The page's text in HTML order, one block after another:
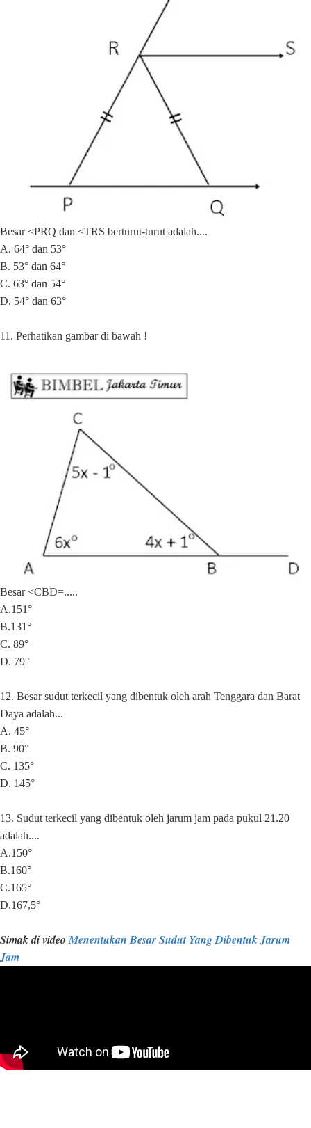
Besar <PRQ dan <TRS berturut-turut adalah....
A. 64° dan 53°
B. 53° dan 64°
C. 63° dan 54°
D. 54° dan 63°
11. Perhatikan gambar di bawah !
Besar <CBD=.....
A.151°
B.131°
C. 89°
D. 79°
12. Besar sudut terkecil yang dibentuk oleh arah Tenggara dan Barat
Daya adalah...
A. 45°
B. 90°
C. 135°
D. 145°
13. Sudut terkecil yang dibentuk oleh jarum jam pada pukul 21.20
adalah....
A.150°
B.160°
C.165°
D.167,5°
Simak di videoMenentukan Besar Sudut Yang Dibentuk Jarum
Jam